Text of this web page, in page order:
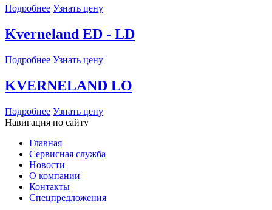
Подробнее Узнать цену
Kverneland ED - LD
Подробнее Узнать цену
KVERNELAND LO
Подробнее Узнать цену
Навигация по сайту
Главная
Сервисная служба
Новости
О компании
Контакты
Спецпредложения